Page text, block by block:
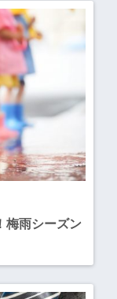
梅雨シーズン